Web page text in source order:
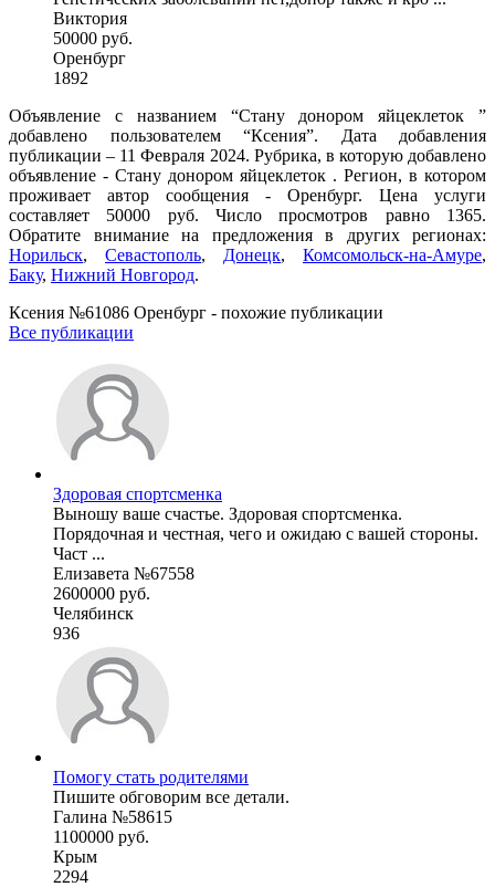
Виктория
50000 руб.
Оренбург
1892
Объявление с названием “Стану донором яйцеклеток ”
добавлено пользователем “Ксения”. Дата добавления
публикации – 11 Февраля 2024. Рубрика, в которую добавлено
объявление - Стану донором яйцеклеток . Регион, в котором
проживает автор сообщения - Оренбург. Цена услуги
составляет 50000 руб. Число просмотров равно 1365.
Обратите внимание на предложения в других регионах:
Норильск, Севастополь, Донецк, Комсомольск-на-Амуре,
Баку, Нижний Новгород.
Ксения №61086 Оренбург - похожие публикации
Все публикации
Здоровая спортсменка
Выношу ваше счастье. Здоровая спортсменка.
Порядочная и честная, чего и ожидаю с вашей стороны.
Част ...
Елизавета №67558
2600000 руб.
Челябинск
936
Помогу стать родителями
Пишите обговорим все детали.
Галина №58615
1100000 руб.
Крым
2294